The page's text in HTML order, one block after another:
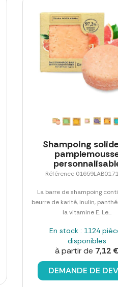
Shampoing
Référence
La barre de shampoing
beurre de karité, inulin,
la vitamine E. Le...
En stock : 1124
disponibles
à partir de 7,12
DEMANDE DE